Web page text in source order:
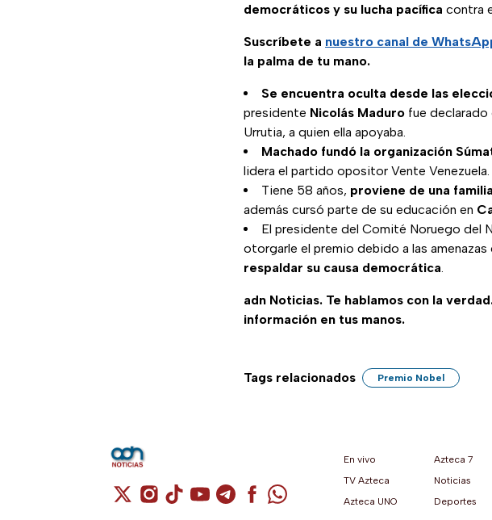
democráticos y su lucha pacífica contra
Suscríbete a nuestro canal de
la palma de tu mano.
Se encuentra oculta desde las
presidente Nicolás Maduro fue
Urrutia, a quien ella apoyaba.
Machado fundó la organización
lidera el partido opositor Vente Venezuela.
Tiene 58 años, proviene de una
además cursó parte de su educación en
El presidente del Comité Noruego del
otorgarle el premio debido a las
respaldar su causa democrática.
adn Noticias. Te hablamos con la
información en tus manos.
Tags relacionados Premio Nobel
Cuenta de X / Twitter (se abre en una nueva pestaña)
Cuenta de Instagram (se abre en una nueva pestaña)
Cuenta de TikTok (se abre en una nueva pestaña)
Cuenta de YouTube (se abre en una nueva
Cuenta de Telegram (se abre en una nueva
Cuenta de Facebook (se abre en una
Cuenta de WhatsApp (se abre en
En vivo
TV Azteca
Azteca UNO
Azteca 7
Noticias
Deportes